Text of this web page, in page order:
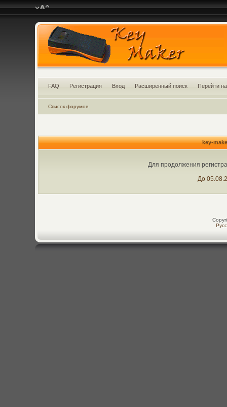
FAQ Регистрация Вход Расширенный поиск Перейти
Список форумов
key-
Для продолжения
До